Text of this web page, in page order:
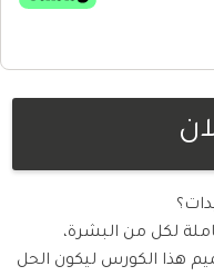
لكل من البشرة،
هذا الكورس ليكون الحل